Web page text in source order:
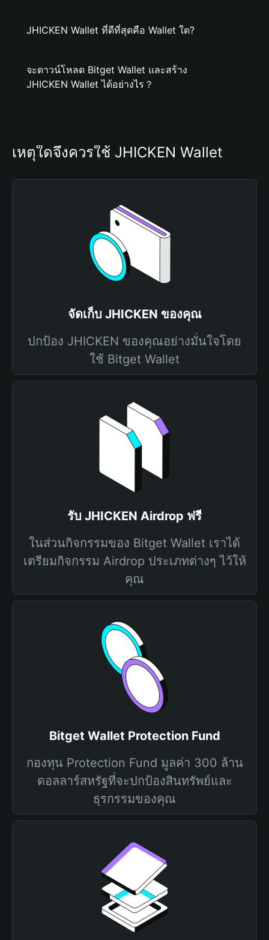
JHICKEN Wallet ที่ดีที่สุดคือ Wallet ใด?
จะดาวน์โหลด Bitget Wallet และสร้าง
JHICKEN Wallet ได้อย่างไร？
เหตุใดจึงควรใช้ JHICKEN Wallet
จัดเก็บ JHICKEN ของคุณ
ปกป้อง JHICKEN ของคุณอย่างมั่นใจโดย
ใช้ Bitget Wallet
รับ JHICKEN Airdrop ฟรี
ในส่วนกิจกรรมของ Bitget Wallet เราได้
เตรียมกิจกรรม Airdrop ประเภทต่างๆ ไว้ให้
คุณ
Bitget Wallet Protection Fund
กองทุน Protection Fund มูลค่า 300 ล้าน
ดอลลาร์สหรัฐที่จะปกป้องสินทรัพย์และ
ธุรกรรมของคุณ